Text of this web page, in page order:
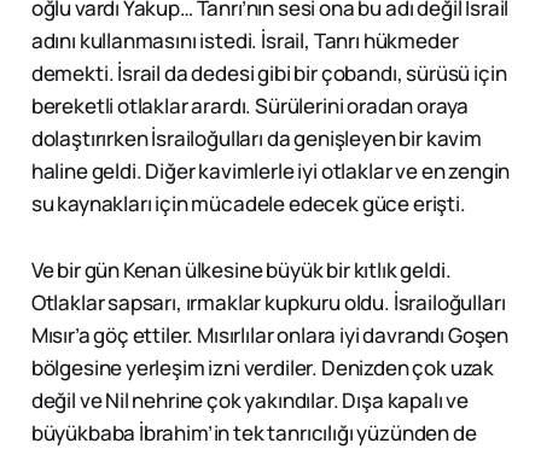
oğlu vardı Yakup… Tanrı’nın sesi ona bu adı değil İsrail
adını kullanmasını istedi. İsrail, Tanrı hükmeder
demekti. İsrail da dedesi gibi bir çobandı, sürüsü için
bereketli otlaklar arardı. Sürülerini oradan oraya
dolaştırırken İsrailoğulları da genişleyen bir kavim
haline geldi. Diğer kavimlerle iyi otlaklar ve en zengin
su kaynakları için mücadele edecek güce erişti.
Ve bir gün Kenan ülkesine büyük bir kıtlık geldi.
Otlaklar sapsarı, ırmaklar kupkuru oldu. İsrailoğulları
Mısır’a göç ettiler. Mısırlılar onlara iyi davrandı Goşen
bölgesine yerleşim izni verdiler. Denizden çok uzak
değil ve Nil nehrine çok yakındılar. Dışa kapalı ve
büyükbaba İbrahim’in tek tanrıcılığı yüzünden de